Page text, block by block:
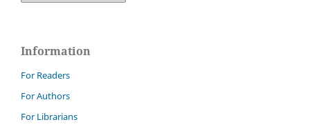
Information
For Readers
For Authors
For Librarians